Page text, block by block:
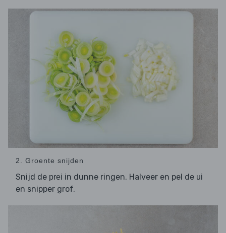
2. Groente snijden
Snijd de prei in dunne ringen. Halveer en pel de ui
en snipper grof.